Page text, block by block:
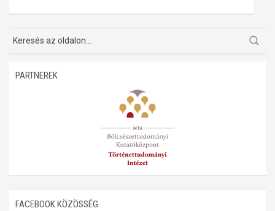
Műhelymunkák
PARTNEREK
FACEBOOK KÖZÖSSÉG